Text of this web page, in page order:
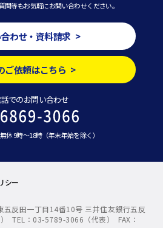
問等もお気軽にお問い合わせください。
わせ・資料請求 >
ご依頼はこちら >
でのお問い合わせ
休 9時～18時（年末年始を除く）
シー
反田一丁目14番10号 三井住友銀行五反
TEL：03-5789-3066（代表） FAX：